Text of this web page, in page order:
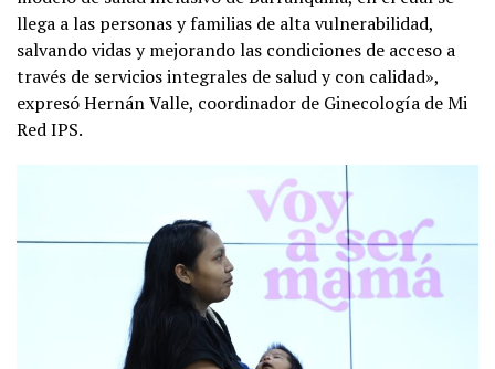
llega a las personas y familias de alta vulnerabilidad,
salvando vidas y mejorando las condiciones de acceso a
través de servicios integrales de salud y con calidad»,
expresó Hernán Valle, coordinador de Ginecología de Mi
Red IPS.